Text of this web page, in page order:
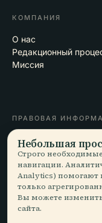
КОМПАНИЯ
О нас
Редакционный
Миссия
ПРАВОВАЯ
Конфиденциальность
Условия
Настройки cookie
Удалить аккаунт
Небольшая
Строго
навигации.
Analytics) помогают
только
Вы можете
сайта.